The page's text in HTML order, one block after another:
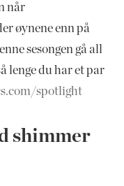
når
øynene enn på
sesongen gå all
lenge du har et par
spotlight
shimmer